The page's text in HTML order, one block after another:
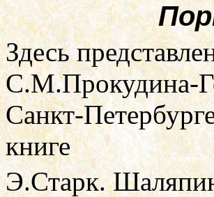
Здесь
С.М.Прокудина-
Санкт-
книге
Э.Старк.